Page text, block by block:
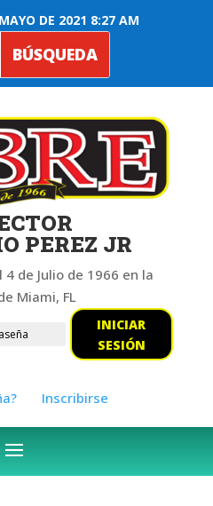
DE 2021 8:27 AM
PEREZ JR
de Julio de 1966 en la
Miami, FL
INICIAR
SESIÓN
Inscribirse